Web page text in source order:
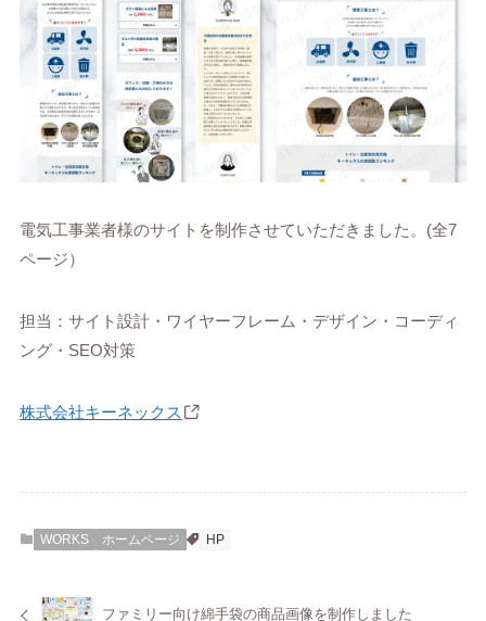
電気工事業者様のサイトを制作させていただきました。(全7
ページ）
担当：サイト設計・ワイヤーフレーム・デザイン・コーディ
ング・SEO対策
株式会社キーネックス
WORKS ホームページ HP
ファミリー向け綿手袋の商品画像を制作しました